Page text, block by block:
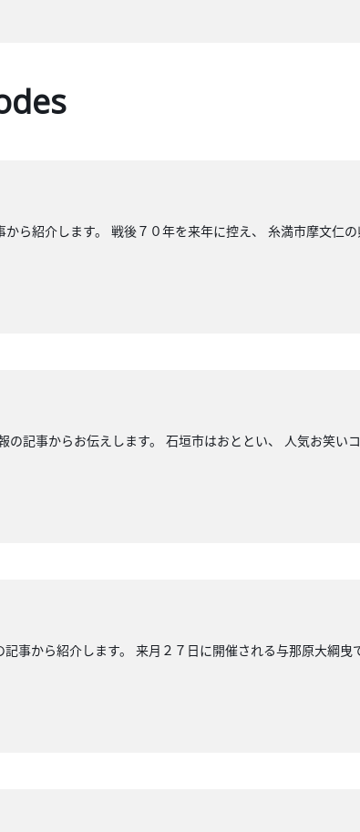
ら紹介します。 戦後７０年を来年に控え、 糸満市摩文仁
事からお伝えします。 石垣市はおととい、 人気お笑い
事から紹介します。 来月２７日に開催される与那原大綱曳